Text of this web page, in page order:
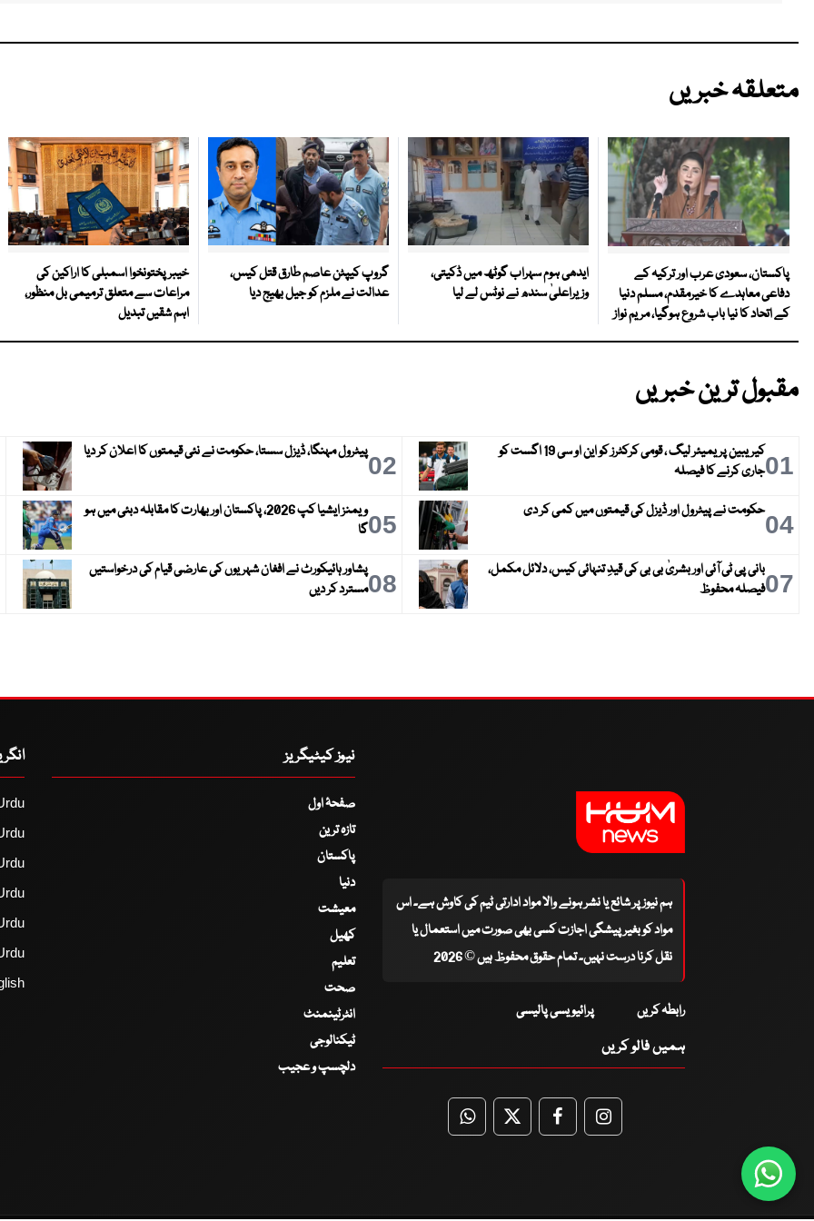
متعلقہ خبریں
پاکستان، سعودی عرب اور ترکیہ کے
دفاعی معاہدے کا خیرمقدم، مسلم دنیا
کے اتحاد کا نیا باب شروع ہوگیا، مریم نواز
ایدھی ہوم سہراب گوٹھ میں ڈکیتی،
وزیراعلیٰ سندھ نے نوٹس لے لیا
گروپ کیپٹن عاصم طارق قتل کیس،
عدالت نے ملزم کو جیل بھیج دیا
خیبرپختونخوا اسمبلی کا اراکین کی
مراعات سے متعلق ترمیمی بل منظور،
اہم شقیں تبدیل
مقبول ترین خبریں
01
کیریبین پریمیئر لیگ ، قومی کرکٹرز کو این او سی 19 اگست کو
جاری کرنے کا فیصلہ
02پیٹرول مہنگا، ڈیزل سستا، حکومت نے نئی قیمتوں کا اعلان کر دیا
04حکومت نے پیٹرول اور ڈیزل کی قیمتوں میں کمی کر دی 05
ویمنز ایشیا کپ 2026، پاکستان اور بھارت کا مقابلہ دبئی میں ہو
گا
07بانی پی ٹی آئی اور بشریٰ بی بی کی قیدِ تنہائی کیس، دلائل مکمل،
فیصلہ محفوظ
08پشاور ہائیکورٹ نے افغان شہریوں کی عارضی قیام کی درخواستیں
مسترد کر دیں
ہم نیوز پر شائع یا نشر ہونے والا مواد ادارتی ٹیم کی کاوش ہے۔ اس
مواد کو بغیر پیشگی اجازت کسی بھی صورت میں استعمال یا
نقل کرنا درست نہیں۔ تمام حقوق محفوظ ہیں © 2026
رابطہ کریں پرائیویسی پالیسی
ہمیں فالو کریں
WhatsApp
TwitterFacebookFacebook
نیوز کیٹیگریز
صفحۂ اول
تازہ ترین
پاکستان
دنیا
معیشت
کھیل
تعلیم
صحت
انٹرٹینمنٹ
ٹیکنالوجی
دلچسپ و عجیب